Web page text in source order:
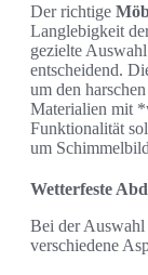
Der richtige
Langlebigkeit
gezielte
entscheidend.
um den
Materialien mit
Funktionalität
um
Wetterfeste
Bei der Auswahl
verschiedene